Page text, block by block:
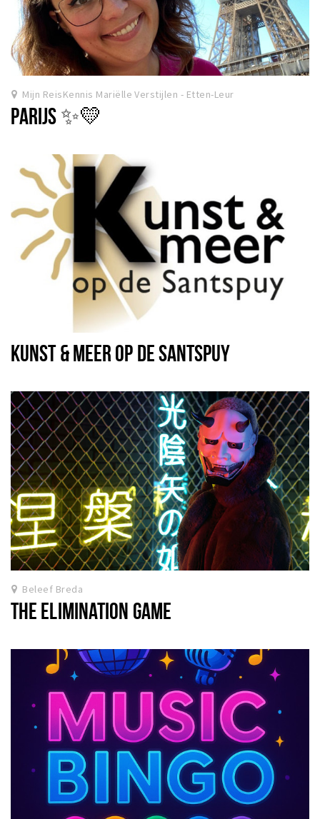
Mijn ReisKennis Mariëlle Verstijlen - Etten-Leur
PARIJS ✨💛
KUNST & MEER OP DE SANTSPUY
Beleef Breda
THE ELIMINATION GAME